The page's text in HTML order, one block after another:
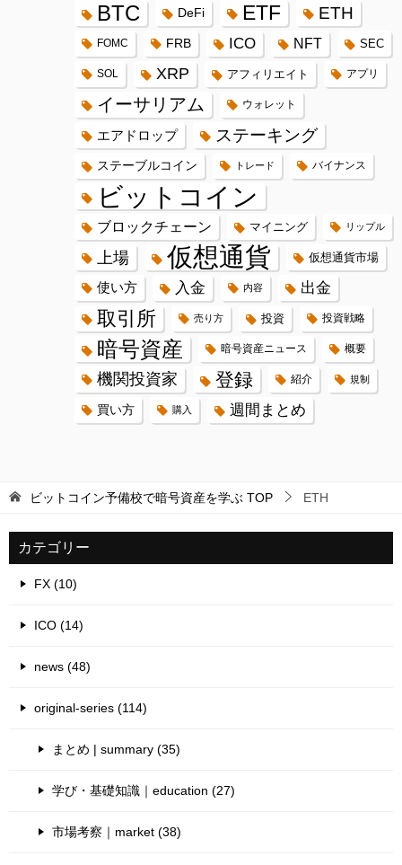
BTC DeFi ETF ETH
FOMC FRB ICO NFT SEC
SOL XRP アフィリエイト アプリ
イーサリアム ウォレット
エアドロップ ステーキング
ステーブルコイン トレード バイナンス
ビットコイン
ブロックチェーン マイニング リップル
上場 仮想通貨 仮想通貨市場
使い方 入金 内容 出金
取引所 売り方 投資 投資戦略
暗号資産 暗号資産ニュース 概要
機関投資家 登録 紹介 規制
買い方 購入 週間まとめ
ビットコイン予備校で暗号資産を学ぶ TOP ETH
カテゴリー
FX (10)
ICO (14)
news (48)
original-series (114)
まとめ | summary (35)
学び・基礎知識｜education (27)
市場考察｜market (38)